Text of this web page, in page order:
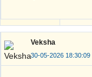
Veksha
30-05-2026 18:30:09